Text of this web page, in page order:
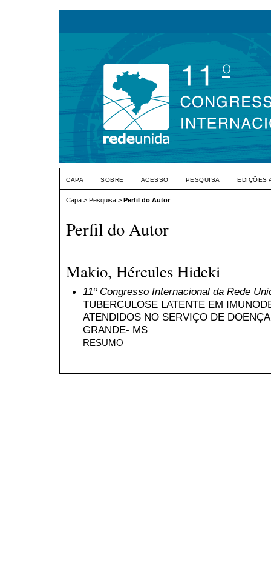
CAPA SOBRE ACESSO PESQUISA EDIÇÕES
Capa > Pesquisa > Perfil do Autor
Perfil do Autor
Makio, Hércules Hideki
11º Congresso Internacional da Rede
TUBERCULOSE LATENTE EM
ATENDIDOS NO SERVIÇO DE
GRANDE- MS
RESUMO